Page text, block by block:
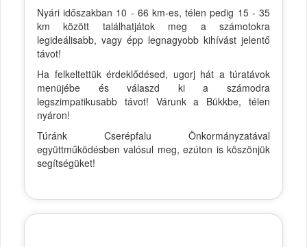
Nyári időszakban 10 - 66 km-es, télen pedig 15 - 35
km között találhatjátok meg a számotokra
legideálisabb, vagy épp legnagyobb kihívást jelentő
távot!
Ha felkeltettük érdeklődésed, ugorj hát a túratávok
menüjébe és válaszd ki a számodra
legszimpatikusabb távot! Várunk a Bükkbe, télen
nyáron!
Túránk Cserépfalu Önkormányzatával
együttműködésben valósul meg, ezúton is köszönjük
segítségüket!